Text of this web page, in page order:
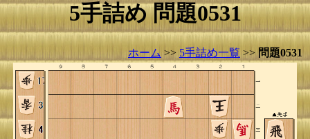
5手詰め 問題0531
ホーム >> 5手詰め一覧 >> 問題0531